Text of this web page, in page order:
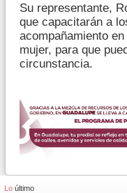
Su representante,
que capacitarán a
acompañamiento
mujer, para que
circunstancia.
Lo último